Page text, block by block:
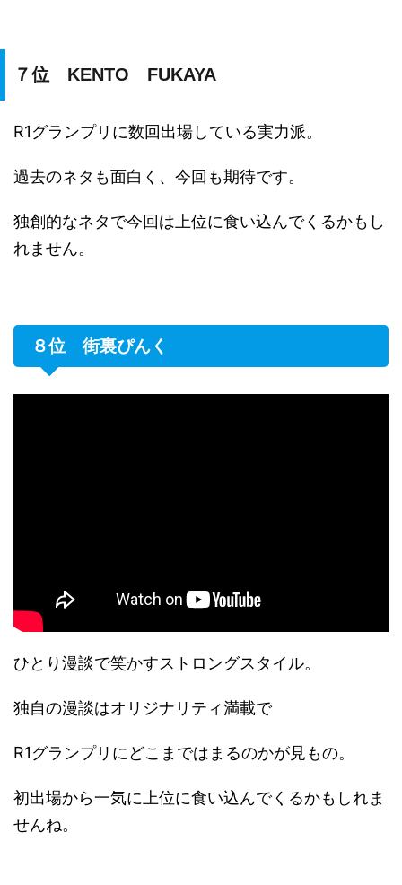
７位 KENTO FUKAYA
R1グランプリに数回出場している実力派。
過去のネタも面白く、今回も期待です。
独創的なネタで今回は上位に食い込んでくるかもし
れません。
８位 街裏ぴんく
ひとり漫談で笑かすストロングスタイル。
独自の漫談はオリジナリティ満載で
R1グランプリにどこまではまるのかが見もの。
初出場から一気に上位に食い込んでくるかもしれま
せんね。